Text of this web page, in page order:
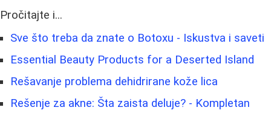
Pročitajte i...
Sve što treba da znate o Botoxu - Iskustva i saveti
Essential Beauty Products for a Deserted Island
Rešavanje problema dehidrirane kože lica
Rešenje za akne: Šta zaista deluje? - Kompletan